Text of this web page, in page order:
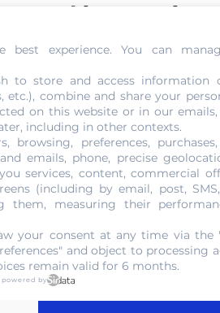
III Tête
laurée à un prix mal estimé.
trop bas. Les particuliers,
valeur.
mal jaugée. Un professionnel
en rien et peut être réalisée de
opération ne vous force pas
III Tête
anciennes pièces d’or est donc
et des connaissances
experience. You can
to store and access information
etc.), combine and share your
on this website or in our emails,
including in other contexts.
browsing, preferences,
emails, phone, precise
services, content, commercial
(including by email, post,
them, measuring their
your consent at any time via the
and object to processing
remain valid for 6 months.
powered by